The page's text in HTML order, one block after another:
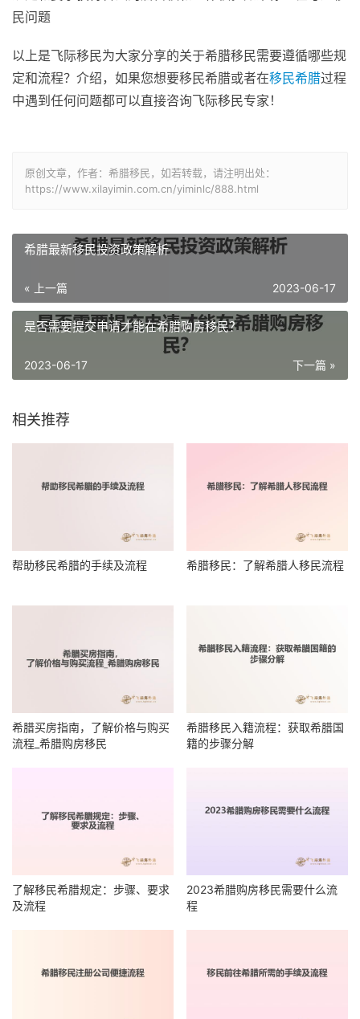
民问题
以上是飞际移民为大家分享的关于希腊移民需要遵循哪些规
定和流程？介绍，如果您想要移民希腊或者在移民希腊过程
中遇到任何问题都可以直接咨询飞际移民专家！
原创文章，作者：希腊移民，如若转载，请注明出处：
https://www.xilayimin.com.cn/yiminlc/888.html
希腊最新移民投资政策解析
« 上一篇 2023-06-17
是否需要提交申请才能在希腊购房移民？
下一篇 »
2023-06-17
相关推荐
帮助移民希腊的手续及流程 希腊移民：了解希腊人移民流程
希腊买房指南，了解价格与购买
流程_希腊购房移民
希腊移民入籍流程：获取希腊国
籍的步骤分解
了解移民希腊规定：步骤、要求
及流程
2023希腊购房移民需要什么流
程